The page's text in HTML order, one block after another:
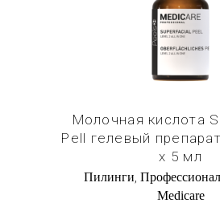
Молочная кислота
Pell гелевый
х 5 мл
Пилинги,
Medicare